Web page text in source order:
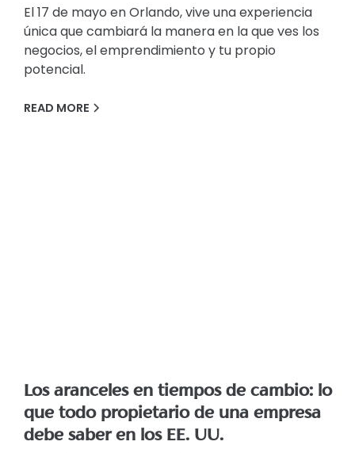
El 17 de mayo en Orlando, vive una experiencia
única que cambiará la manera en la que ves los
negocios, el emprendimiento y tu propio
potencial.
READ MORE
Los aranceles en tiempos de cambio: lo
que todo propietario de una empresa
debe saber en los EE. UU.